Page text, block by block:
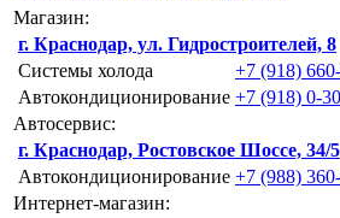
Магазин:
г. Краснодар, ул. Гидростроителей, 8
Системы холода
+7 (918)
Автокондиционирование +7 (918) 0-
Автосервис:
г. Краснодар, Ростовское Шоссе, 34/5
Автокондиционирование +7 (988)
Интернет-магазин: